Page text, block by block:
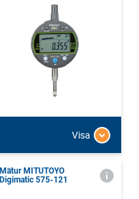
Visa
Mätur MITUTOYO
Digimatic 575-121